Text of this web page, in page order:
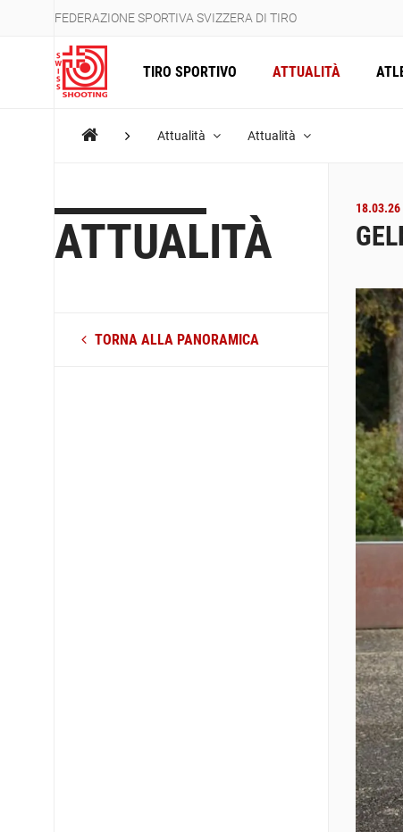
FEDERAZIONE SPORTIVA SVIZZERA DI TIRO
TIRO SPORTIVO ATTUALITÀ
Attualità Attualità
ATTUALITÀ
TORNA ALLA PANORAMICA
18.03.26